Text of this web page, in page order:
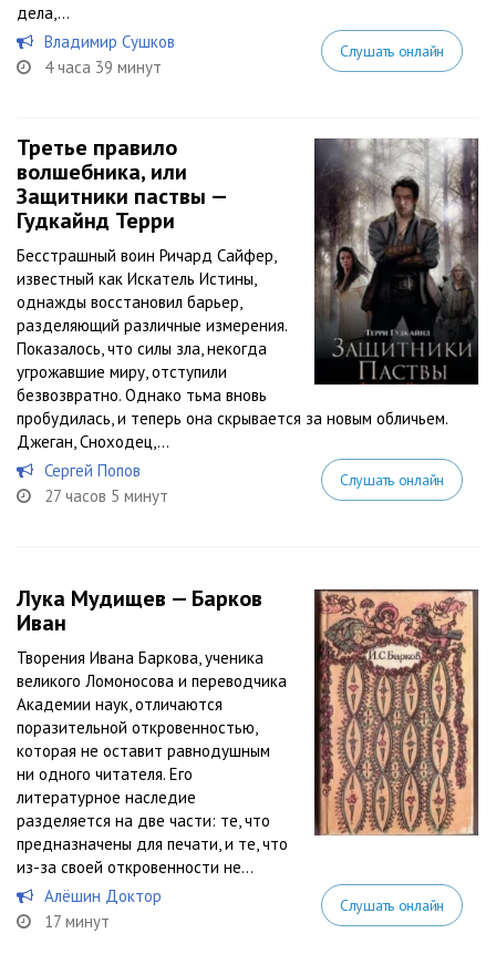
дела,...
Владимир Сушков
4 часа 39 минут
Слушать онлайн
Третье правило
волшебника, или
Защитники паствы —
Гудкайнд Терри
Бесстрашный воин Ричард Сайфер,
известный как Искатель Истины,
однажды восстановил барьер,
разделяющий различные измерения.
Показалось, что силы зла, некогда
угрожавшие миру, отступили
безвозвратно. Однако тьма вновь
пробудилась, и теперь она скрывается за новым обличьем.
Джеган, Сноходец,...
Сергей Попов
27 часов 5 минут
Слушать онлайн
Лука Мудищев — Барков
Иван
Творения Ивана Баркова, ученика
великого Ломоносова и переводчика
Академии наук, отличаются
поразительной откровенностью,
которая не оставит равнодушным
ни одного читателя. Его
литературное наследие
разделяется на две части: те, что
предназначены для печати, и те, что
из-за своей откровенности не...
Алёшин Доктор
17 минут
Слушать онлайн